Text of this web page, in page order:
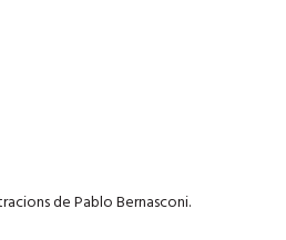
de Pablo Bernasconi.